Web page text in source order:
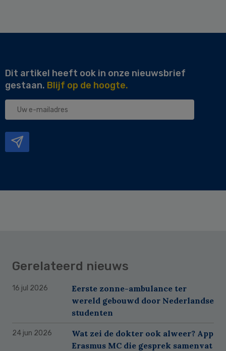
Dit artikel heeft ook in onze nieuwsbrief
gestaan. Blijf op de hoogte.
Uw
Gerelateerd nieuws
16 jul 2026
Eerste zonne-ambulance ter
wereld gebouwd door Nederlandse
studenten
24 jun 2026
Wat zei de dokter ook alweer? App
Erasmus MC die gesprek samenvat